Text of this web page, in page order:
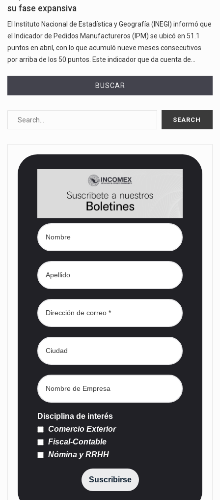
su fase expansiva
El Instituto Nacional de Estadística y Geografía (INEGI) informó que
el Indicador de Pedidos Manufactureros (IPM) se ubicó en 51.1
puntos en abril, con lo que acumuló nueve meses consecutivos
por arriba de los 50 puntos. Este indicador que da cuenta de…
BUSCAR
Disciplina de interés
Comercio Exterior
Fiscal-Contable
Nómina y RRHH
Suscribirse